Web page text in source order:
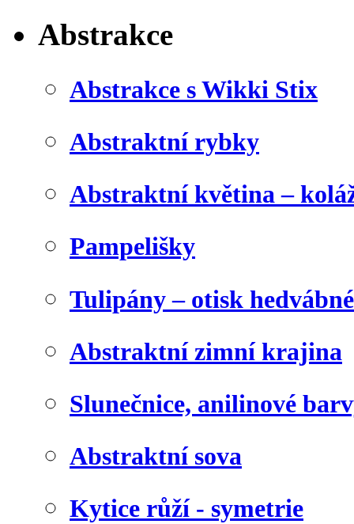
Abstrakce
Abstrakce s Wikki Stix
Abstraktní rybky
Abstraktní květina –
Pampelišky
Tulipány – otisk
Abstraktní zimní krajina
Slunečnice, anilinové
Abstraktní sova
Kytice růží - symetrie